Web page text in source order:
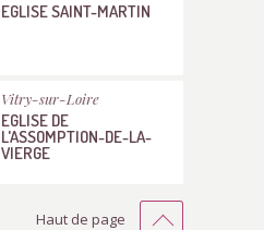
EGLISE SAINT-MARTIN
Vitry-sur-Loire
EGLISE DE
L'ASSOMPTION-DE-LA-
VIERGE
Haut de page